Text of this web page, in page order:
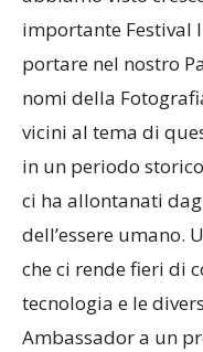
importante Festival
portare nel nostro
nomi della
vicini al tema di
in un periodo
ci ha allontanati
dell’essere umano.
che ci rende fieri di
tecnologia e le
Ambassador a un